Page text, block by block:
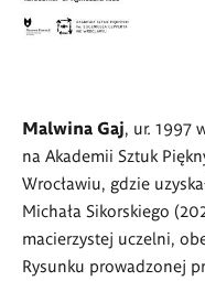
Malwina Gaj, ur. 1997
na Akademii Sztuk
Wrocławiu, gdzie
Michała Sikorskiego
macierzystej uczelni,
Rysunku prowadzonej